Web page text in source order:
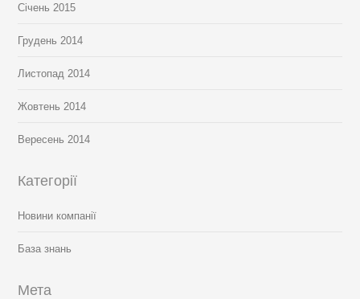
Січень 2015
Грудень 2014
Листопад 2014
Жовтень 2014
Вересень 2014
Категорії
Новини компанії
База знань
Мета